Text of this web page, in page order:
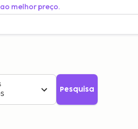
melhor preço.
Pesquisa